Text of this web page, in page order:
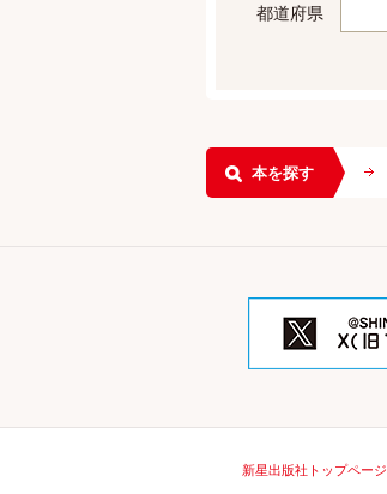
都道府県
本を探す
新星出版社トップページ